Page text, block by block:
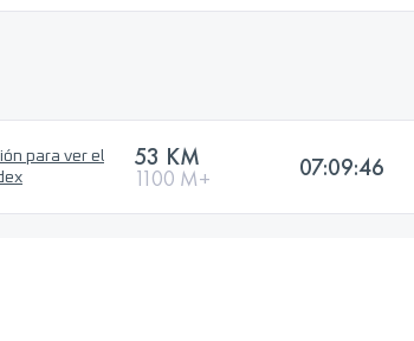
para ver el
53 KM
1100 M+ 07:09:46